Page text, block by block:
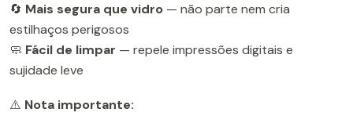
🔄 Mais segura que vidro — não parte nem cria
estilhaços perigosos
🧼 Fácil de limpar — repele impressões digitais e
sujidade leve
⚠️ Nota importante: